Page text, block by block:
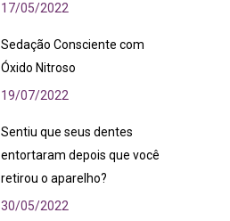
17/05/2022
Sedação Consciente com
Óxido Nitroso
19/07/2022
Sentiu que seus dentes
entortaram depois que você
retirou o aparelho?
30/05/2022